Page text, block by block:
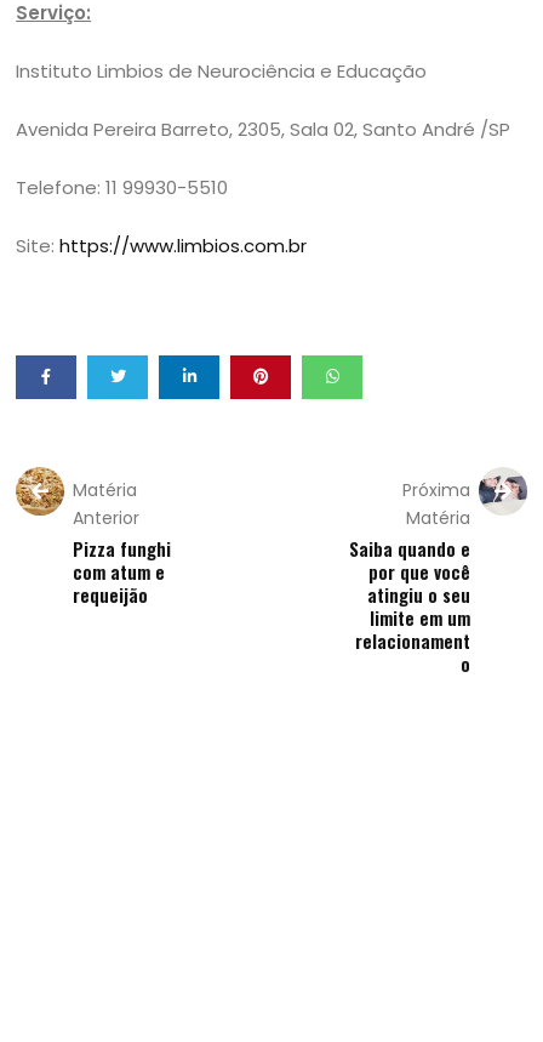
Serviço:
Instituto Limbios de Neurociência e Educação
Avenida Pereira Barreto, 2305, Sala 02, Santo André /SP
Telefone: 11 99930-5510
Site:https://www.limbios.com.br
Matéria
Anterior
Pizza funghi
com atum e
requeijão
Próxima
Matéria
Saiba quando e
por que você
atingiu o seu
limite em um
relacionament
o